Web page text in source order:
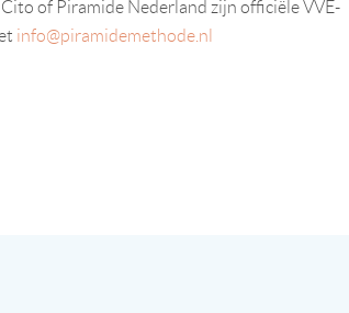
of Piramide Nederland zijn officiële VVE-
info@piramidemethode.nl